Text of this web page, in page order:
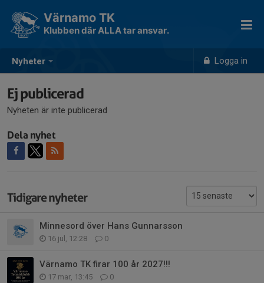
Nyheter Logga in
Värnamo TK
Klubben där ALLA tar ansvar.
Ej publicerad
Nyheten är inte publicerad
Dela nyhet
Tidigare nyheter
Minnesord över Hans Gunnarsson
16 jul, 12:28 0
Värnamo TK firar 100 år 2027!!!
17 mar, 13:45 0